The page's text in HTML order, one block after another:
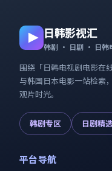
日韩影视汇
韩剧 · 日剧 · 日韩
围绕「日韩电视剧电影在
与韩国日本电影一站检索，
观片时光。
韩剧专区 日剧精
平台导航